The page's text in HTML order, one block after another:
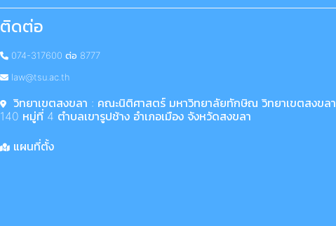
ติดต่อ
074-317600 ต่อ 8777
law@tsu.ac.th
วิทยาเขตสงขลา : คณะนิติศาสตร์ มหาวิทยาลัยทักษิณ วิทยาเขตสงขลา
140 หมู่ที่ 4 ตำบลเขารูปช้าง อำเภอเมือง จังหวัดสงขลา
แผนที่ตั้ง